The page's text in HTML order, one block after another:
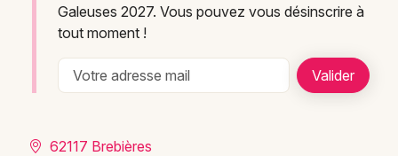
Galeuses 2027. Vous pouvez vous désinscrire à
tout moment !
62117 Brebières